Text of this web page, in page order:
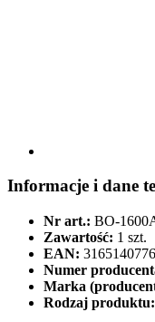
Informacje i dane
Nr art.: BO-
Zawartość: 1 szt.
EAN:
Numer
Marka
Rodzaj produktu: